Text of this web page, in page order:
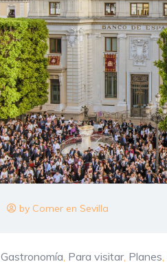
by Comer en Sevilla
Gastronomía Para visitar, Planes